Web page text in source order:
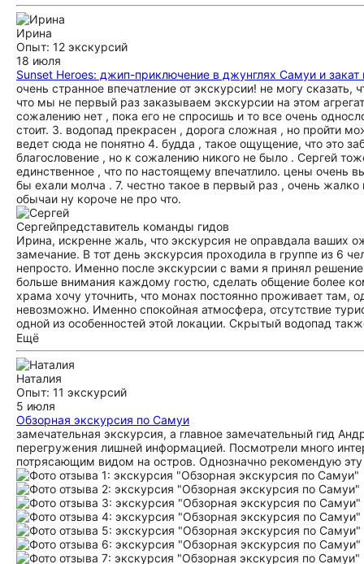
Ирина
Опыт: 12 экскурсий
18 июля
Sunset Heroes: джип-приключение в джунглях Самуи и закат
очень странное впечатление от экскурсии! не могу
что мы не первый раз заказываем экскурсии на этом
сожалению нет , пока его не спросишь и то все очень
стоит. 3. водопад прекрасен , дорога сложная , но пройти
ведет сюда не понятно 4. будда , такое ощущение, что это
благословение , но к сожалению никого не было . Сергей
единственное , что по настоящему впечатлило. цены
бы ехали молча . 7. честно такое в первый раз , очень
обычаи ну короче не про что.
Сергейпредставитель команды гидов
Ирина, искренне жаль, что экскурсия не оправдала ваших
замечание. В тот день экскурсия проходила в группе из 6
непросто. Именно после экскурсии с вами я принял
больше внимания каждому гостю, сделать общение более
храма хочу уточнить, что монах постоянно проживает там,
невозможно. Именно спокойная атмосфера, отсутствие
одной из особенностей этой локации. Скрытый водопад
уединенное место с красивой природой и чистой горной
составляют основу маршрута. Благодарю вас за обратную
Ещё
Наталия
Опыт: 11 экскурсий
5 июля
Обзорная экскурсия по Самуи
замечательная экскурсия, а главное замечательный гид
перегружения лишней информацией. Посмотрели много
потрясающим видом на остров. Однозначно рекомендую